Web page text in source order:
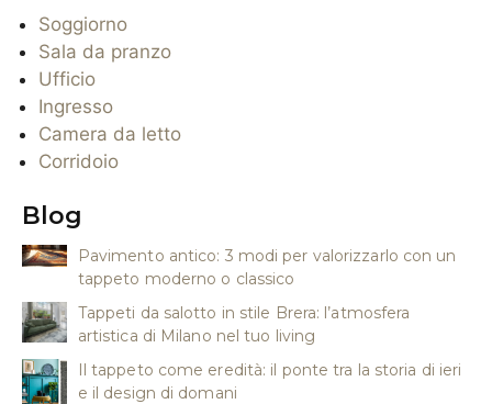
Soggiorno
Sala da pranzo
Ufficio
Ingresso
Camera da letto
Corridoio
Blog
Pavimento antico: 3 modi per valorizzarlo con un
tappeto moderno o classico
Tappeti da salotto in stile Brera: l’atmosfera
artistica di Milano nel tuo living
Il tappeto come eredità: il ponte tra la storia di ieri
e il design di domani